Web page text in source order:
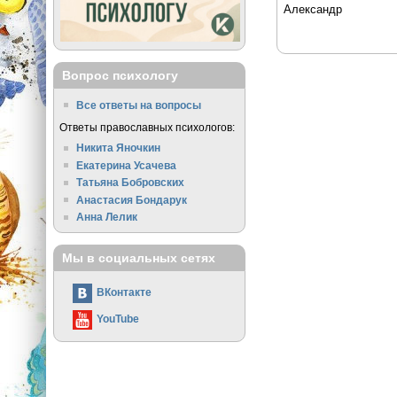
Александр
Вопрос психологу
Все ответы на вопросы
Ответы православных психологов:
Никита Яночкин
Екатерина Усачева
Татьяна Бобровских
Анастасия Бондарук
Анна Лелик
Мы в социальных сетях
ВКонтакте
YouTube